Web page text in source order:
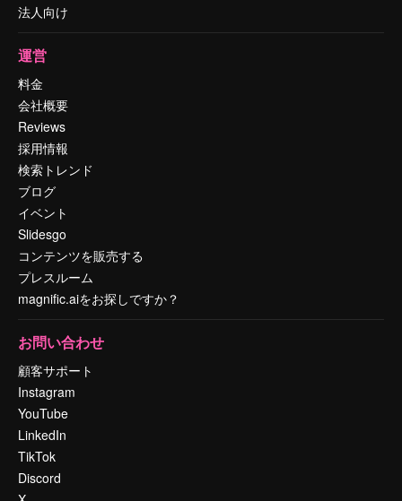
法人向け
運営
料金
会社概要
Reviews
採用情報
検索トレンド
ブログ
イベント
Slidesgo
コンテンツを販売する
プレスルーム
magnific.aiをお探しですか？
お問い合わせ
顧客サポート
Instagram
YouTube
LinkedIn
TikTok
Discord